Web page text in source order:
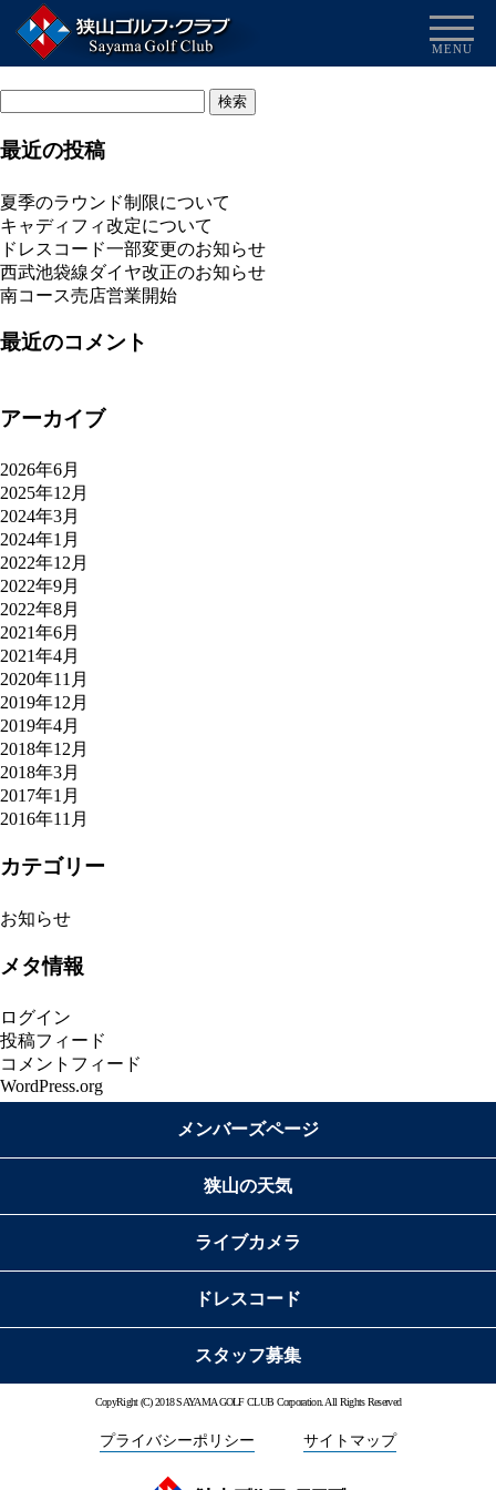
MENU
ギャラリー
2018/12/18
最近の投稿
夏季のラウンド制限について
キャディフィ改定について
ドレスコード一部変更のお知らせ
西武池袋線ダイヤ改正のお知らせ
南コース売店営業開始
最近のコメント
アーカイブ
2026年6月
2025年12月
2024年3月
2024年1月
2022年12月
2022年9月
2022年8月
2021年6月
2021年4月
2020年11月
2019年12月
2019年4月
2018年12月
2018年3月
2017年1月
2016年11月
カテゴリー
お知らせ
メタ情報
ログイン
投稿フィード
コメントフィード
WordPress.org
メンバーズページ
狭山の天気
ライブカメラ
ドレスコード
スタッフ募集
CopyRight (C) 2018 SAYAMA GOLF CLUB Corporation. All Rights Reserved
プライバシーポリシー サイトマップ